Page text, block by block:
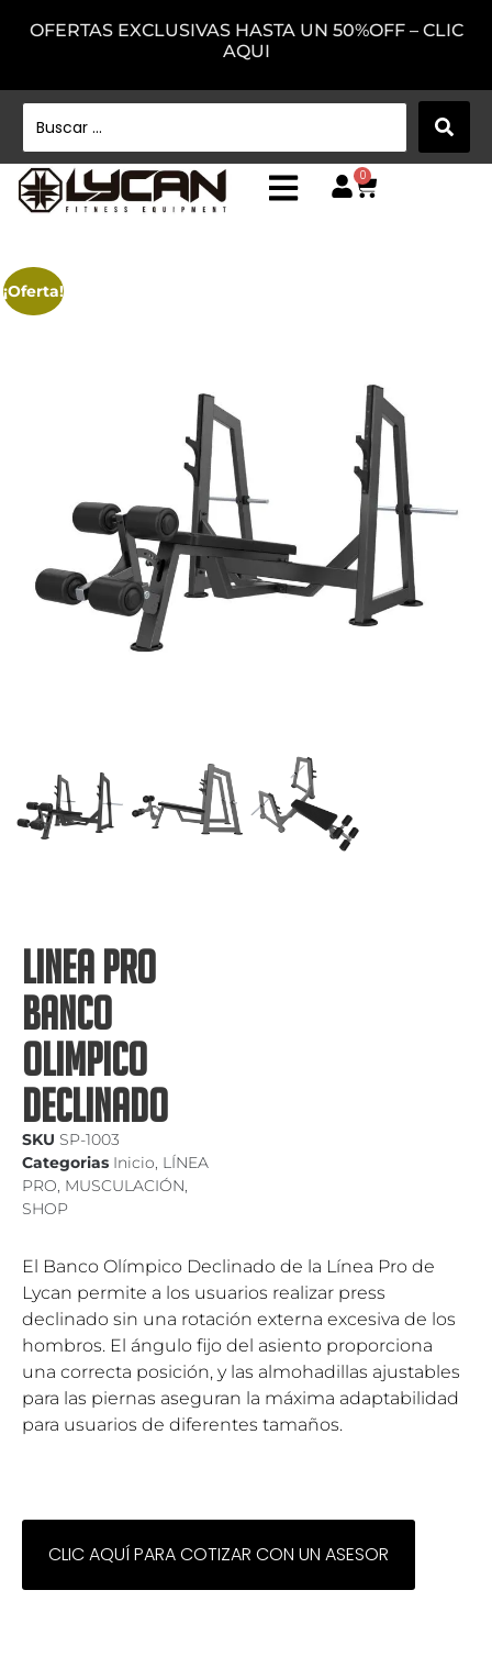
OFERTAS EXCLUSIVAS HASTA UN 50%OFF – CLIC
AQUI
0
¡Oferta!
LINEA PRO
BANCO
OLIMPICO
DECLINADO
SKU SP-1003
Categorias Inicio, LÍNEA
PRO, MUSCULACIÓN,
SHOP
El Banco Olímpico Declinado de la Línea Pro de
Lycan permite a los usuarios realizar press
declinado sin una rotación externa excesiva de los
hombros. El ángulo fijo del asiento proporciona
una correcta posición, y las almohadillas ajustables
para las piernas aseguran la máxima adaptabilidad
para usuarios de diferentes tamaños.
CLIC AQUÍ PARA COTIZAR CON UN ASESOR